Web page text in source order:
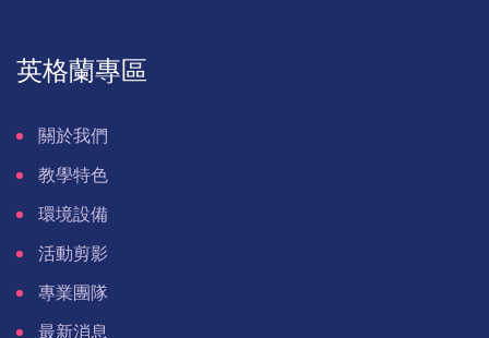
英格蘭專區
關於我們
教學特色
環境設備
活動剪影
專業團隊
最新消息